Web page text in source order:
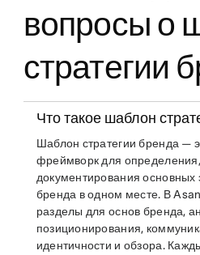
вопросы о
стратегии
Что такое шаблон
Шаблон стратегии бренда —
фреймворк для
документирования основных
бренда в одном месте. В
разделы для основ бренда,
позиционирования,
идентичности и обзора.